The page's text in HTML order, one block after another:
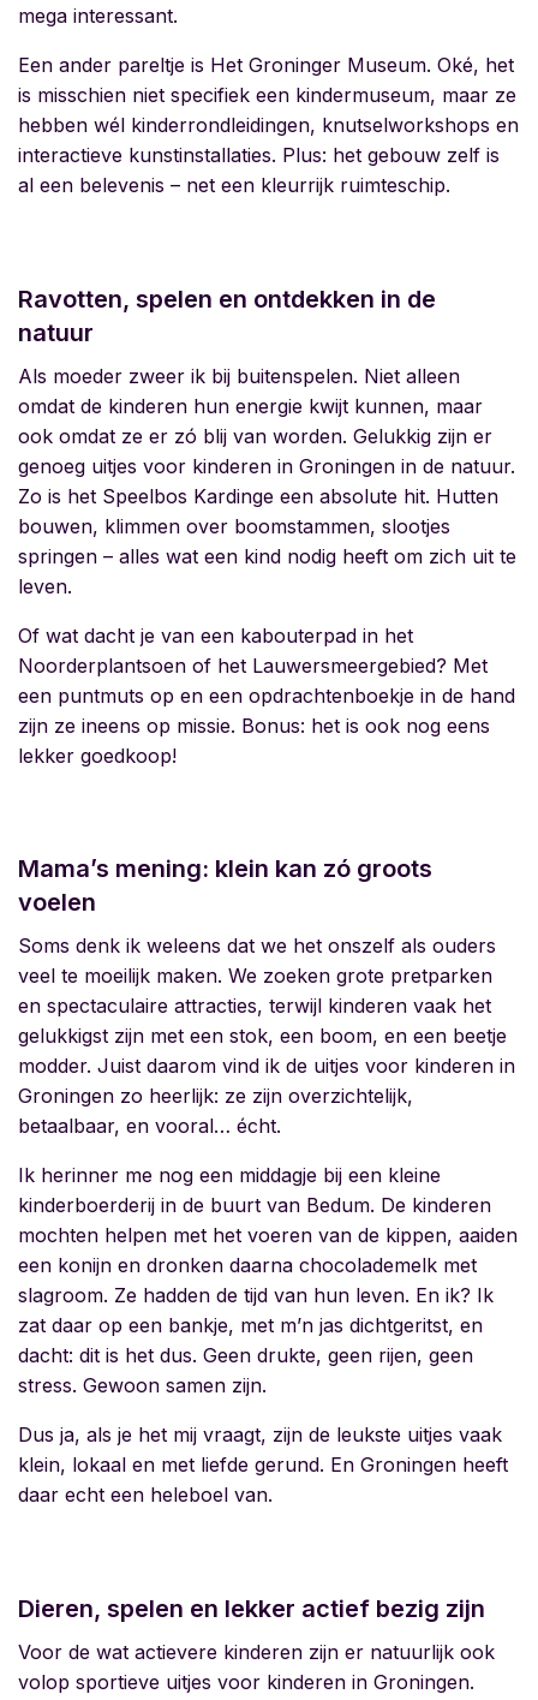
mega interessant.
Een ander pareltje is Het Groninger Museum. Oké, het
is misschien niet specifiek een kindermuseum, maar ze
hebben wél kinderrondleidingen, knutselworkshops en
interactieve kunstinstallaties. Plus: het gebouw zelf is
al een belevenis – net een kleurrijk ruimteschip.
Ravotten, spelen en ontdekken in de
natuur
Als moeder zweer ik bij buitenspelen. Niet alleen
omdat de kinderen hun energie kwijt kunnen, maar
ook omdat ze er zó blij van worden. Gelukkig zijn er
genoeg uitjes voor kinderen in Groningen in de natuur.
Zo is het Speelbos Kardinge een absolute hit. Hutten
bouwen, klimmen over boomstammen, slootjes
springen – alles wat een kind nodig heeft om zich uit te
leven.
Of wat dacht je van een kabouterpad in het
Noorderplantsoen of het Lauwersmeergebied? Met
een puntmuts op en een opdrachtenboekje in de hand
zijn ze ineens op missie. Bonus: het is ook nog eens
lekker goedkoop!
Mama’s mening: klein kan zó groots
voelen
Soms denk ik weleens dat we het onszelf als ouders
veel te moeilijk maken. We zoeken grote pretparken
en spectaculaire attracties, terwijl kinderen vaak het
gelukkigst zijn met een stok, een boom, en een beetje
modder. Juist daarom vind ik de uitjes voor kinderen in
Groningen zo heerlijk: ze zijn overzichtelijk,
betaalbaar, en vooral… écht.
Ik herinner me nog een middagje bij een kleine
kinderboerderij in de buurt van Bedum. De kinderen
mochten helpen met het voeren van de kippen, aaiden
een konijn en dronken daarna chocolademelk met
slagroom. Ze hadden de tijd van hun leven. En ik? Ik
zat daar op een bankje, met m’n jas dichtgeritst, en
dacht: dit is het dus. Geen drukte, geen rijen, geen
stress. Gewoon samen zijn.
Dus ja, als je het mij vraagt, zijn de leukste uitjes vaak
klein, lokaal en met liefde gerund. En Groningen heeft
daar echt een heleboel van.
Dieren, spelen en lekker actief bezig zijn
Voor de wat actievere kinderen zijn er natuurlijk ook
volop sportieve uitjes voor kinderen in Groningen.